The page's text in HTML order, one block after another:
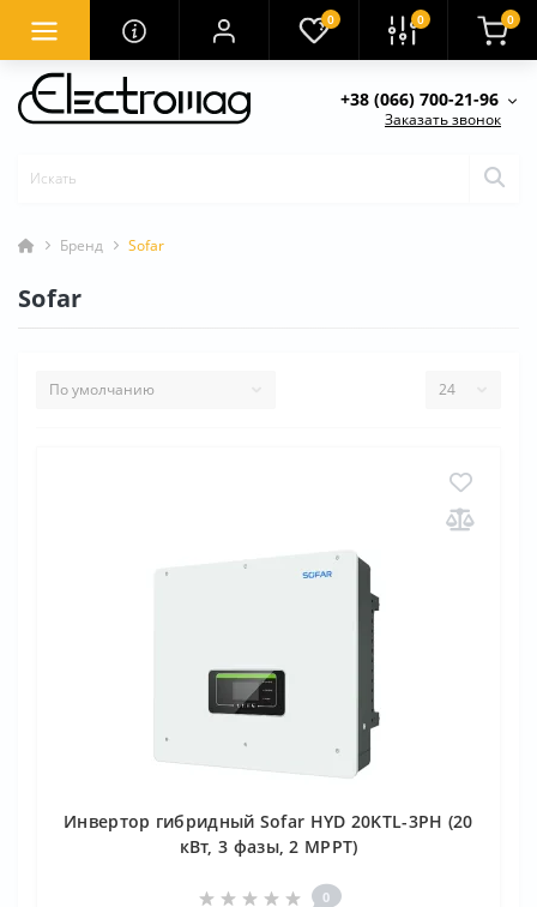
0 0 0
+38 (066) 700-21-96
Заказать звонок
Бренд Sofar
Sofar
Инвертор гибридный Sofar HYD 20KTL-3PH (20
кВт, 3 фазы, 2 MPPT)
0